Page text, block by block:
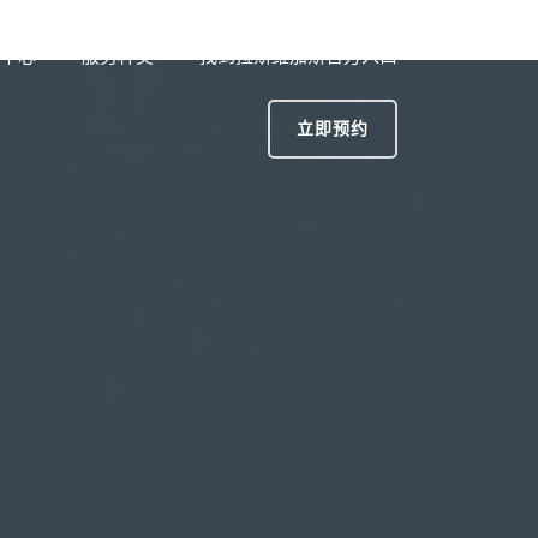
心 服务种类 找到拉斯维加斯官方入口
立即预约